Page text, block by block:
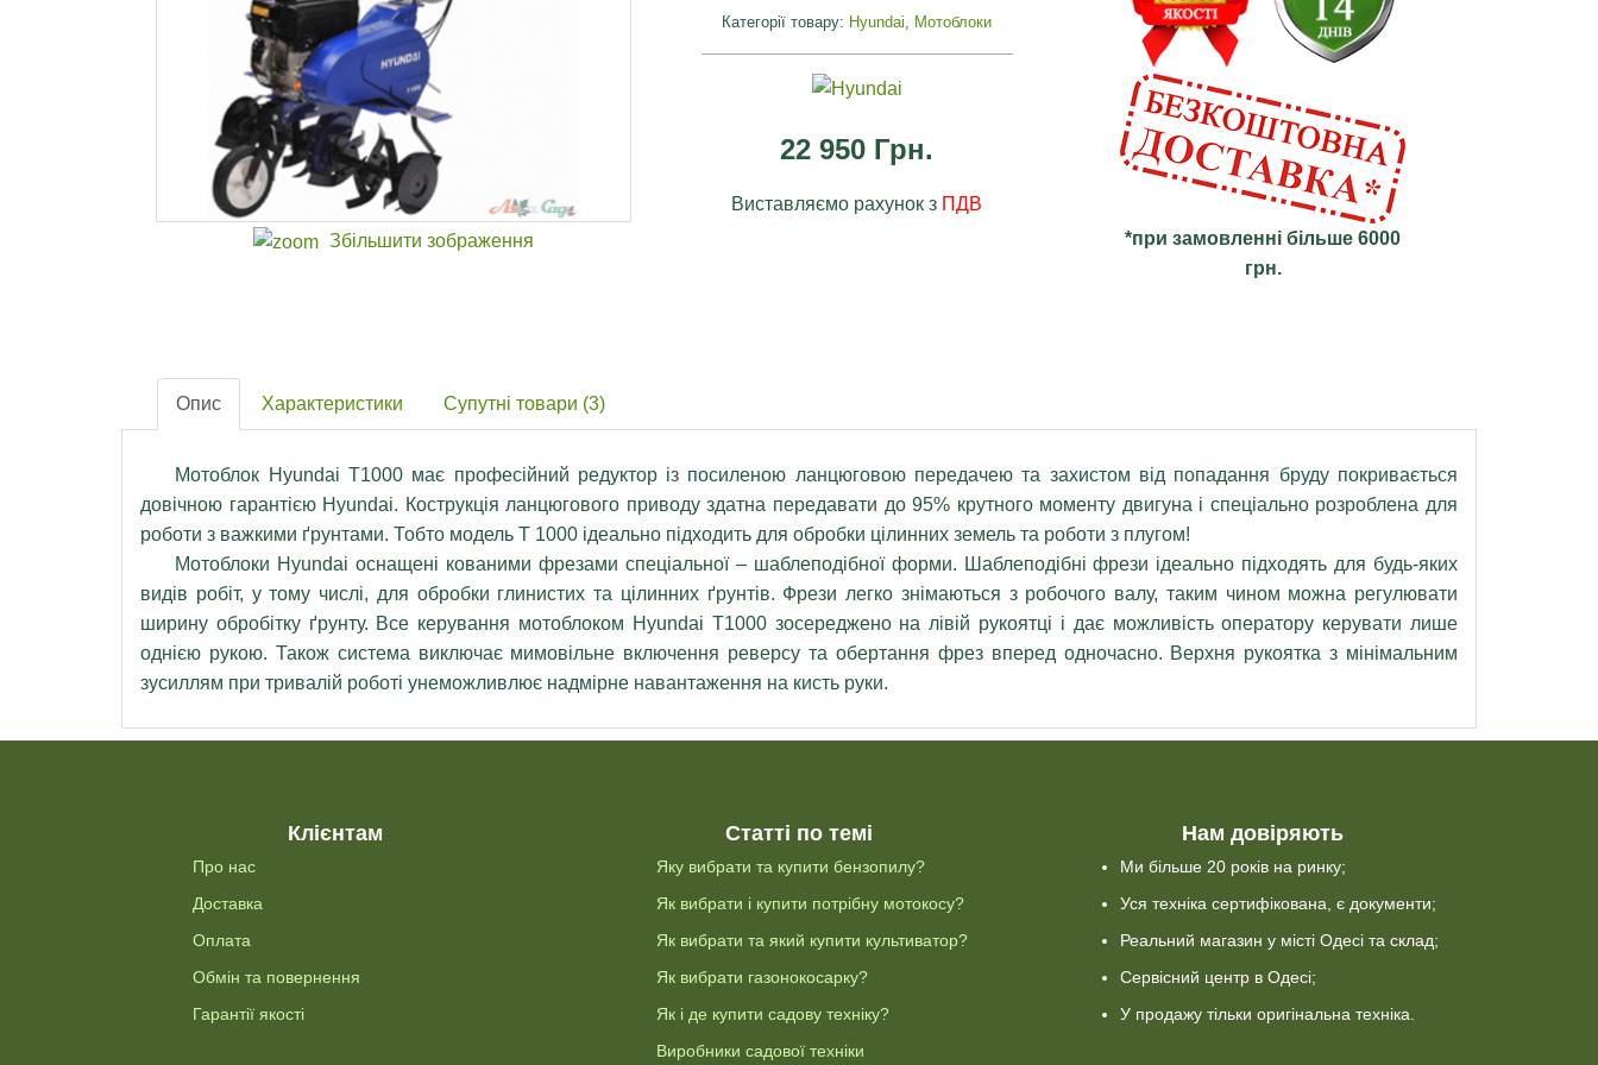
Збільшити зображення
Категорії товару: Hyundai, Мотоблоки
22 950 Грн.
Виставляємо рахунок з ПДВ
*при замовленні більше 6000
грн.
Опис Характеристики Супутні товари (3)
Мотоблок Hyundai T1000 має професійний редуктор із посиленою ланцюговою передачею та захистом від попадання бруду покривається
довічною гарантією Hyundai. Кострукція ланцюгового приводу здатна передавати до 95% крутного моменту двигуна і спеціально розроблена для
роботи з важкими ґрунтами. Тобто модель Т 1000 ідеально підходить для обробки цілинних земель та роботи з плугом!
Мотоблоки Hyundai оснащені кованими фрезами спеціальної – шаблеподібної форми. Шаблеподібні фрези ідеально підходять для будь-яких
видів робіт, у тому числі, для обробки глинистих та цілинних ґрунтів. Фрези легко знімаються з робочого валу, таким чином можна регулювати
ширину обробітку ґрунту. Все керування мотоблоком Hyundai T1000 зосереджено на лівій рукоятці і дає можливість оператору керувати лише
однією рукою. Також система виключає мимовільне включення реверсу та обертання фрез вперед одночасно. Верхня рукоятка з мінімальним
зусиллям при тривалій роботі унеможливлює надмірне навантаження на кисть руки.
Клієнтам
Про нас
Доставка
Оплата
Обмін та повернення
Гарантії якості
Статті по темі
Яку вибрати та купити бензопилу?
Як вибрати і купити потрібну мотокосу?
Як вибрати та який купити культиватор?
Як вибрати газонокосарку?
Як і де купити садову техніку?
Виробники садової техніки
Нам довіряють
Ми більше 20 років на ринку;
Уся техніка сертифікована, є документи;
Реальний магазин у місті Одесі та склад;
Сервісний центр в Одесі;
У продажу тільки оригінальна техніка.